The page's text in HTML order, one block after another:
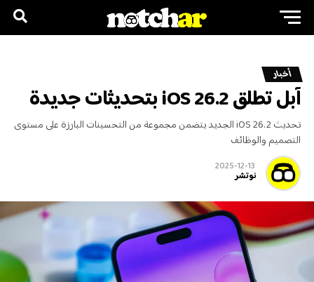
أخبار
آبل تطلق iOS 26.2 بتحديثات جديدة
تحديث iOS 26.2 الجديد يتضمن مجموعة من التحسينات البارزة على مستوى
التصميم والوظائف
2025-12-13
نوتشر